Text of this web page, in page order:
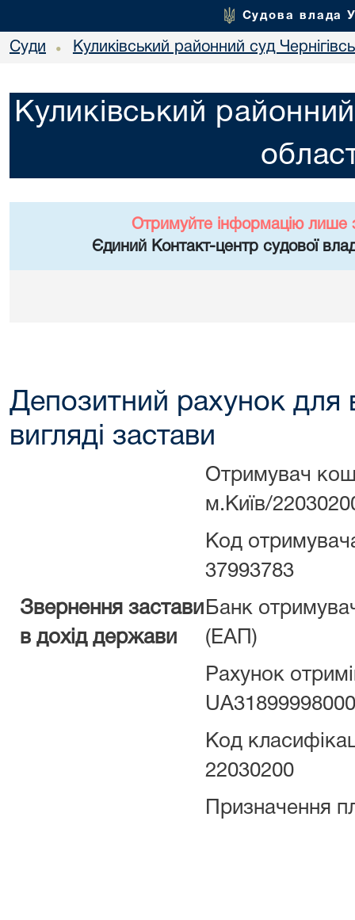
Судова влада
Суди • Куликівський районний суд
Куликівський районний
Отримуйте інформацію лише
Єдиний Контакт-центр судової
Депозитний рахунок для
вигляді застави
Звернення застави
в дохід держави
Отримувач
м.Київ/
Код
37993783
Банк
(ЕАП)
Рахунок
Код
22030200
Призначення